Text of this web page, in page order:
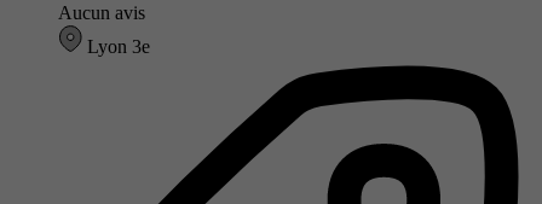
Aucun avis
Lyon 3e